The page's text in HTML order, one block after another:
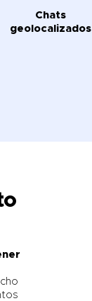
Chats
geolocalizados